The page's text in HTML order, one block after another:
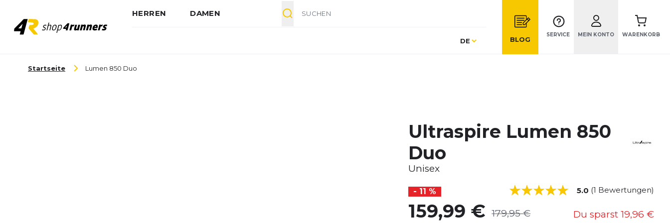
HERREN DAMEN
Sprache
DE BLOG
SERVICE MEIN KONTO WARENKORB
Startseite Lumen 850 Duo
Ultraspire Lumen 850
Duo
Unisex
- 11 % 5.0 (1 Bewertungen)
159,99 € 179,95 € Du sparst 19,96 €